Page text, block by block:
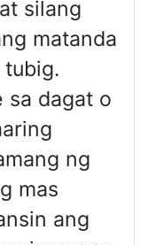
silang
matanda
sa dagat o
ng
mas
ang